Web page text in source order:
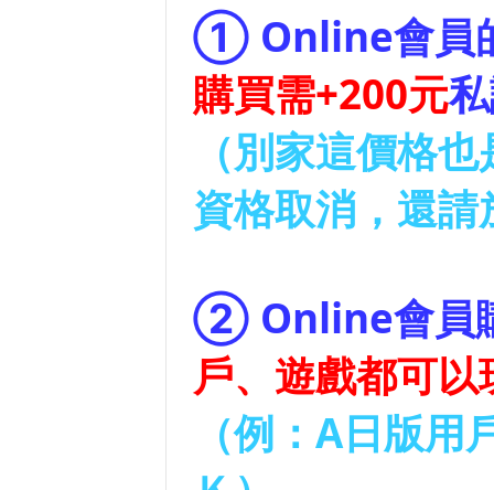
① Online會員
購買需+200元
（別家這價格
資格取消，還請
② Online會員
戶、遊戲都可以
（例：A日版